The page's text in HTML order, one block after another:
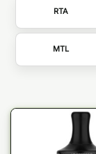
RTA
MTL